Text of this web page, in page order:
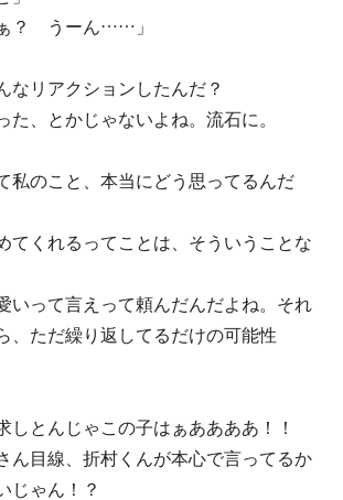
ぁ？ うーん……」
リアクションしたんだ？
、とかじゃないよね。流石に。
私のこと、本当にどう思ってるんだ
てくれるってことは、そういうことな
いって言えって頼んだんだよね。それ
、ただ繰り返してるだけの可能性
とんじゃこの子はぁああああ！！
ん目線、折村くんが本心で言ってるか
じゃん！？